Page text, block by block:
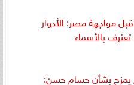
مواجهة مصر: الأدوار
تعترف بالأسماء
بشأن حسام حسن: